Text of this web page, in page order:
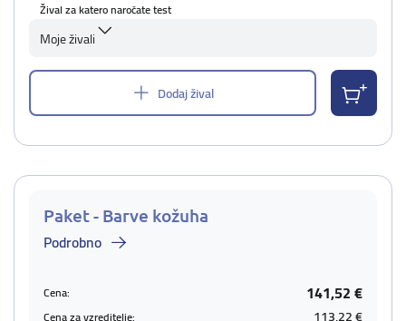
Žival za katero naročate test
Moje živali
Dodaj žival
Paket - Barve kožuha
Podrobno
Cena: 141,52 €
Cena za vzreditelje: